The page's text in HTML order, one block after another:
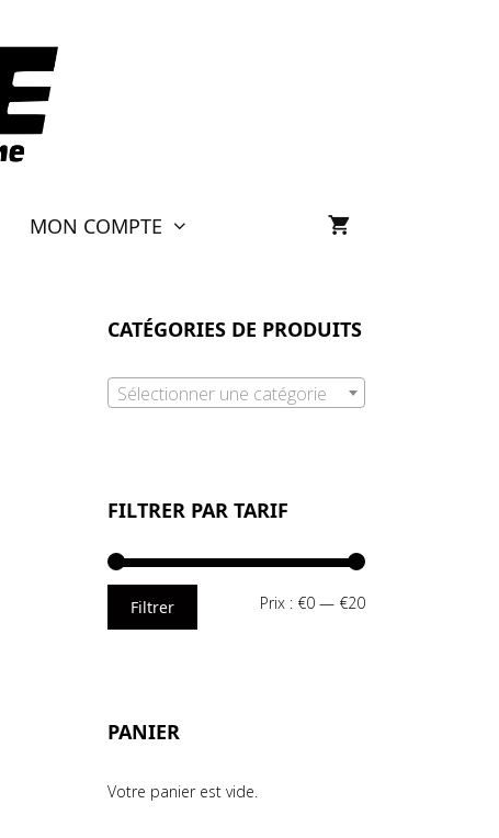
MON COMPTE
CATÉGORIES DE PRODUITS
Sélectionner une catégorie
FILTRER PAR TARIF
Prix
Prix
Filtrer Prix : €0 — €20
PANIER
Votre panier est vide.